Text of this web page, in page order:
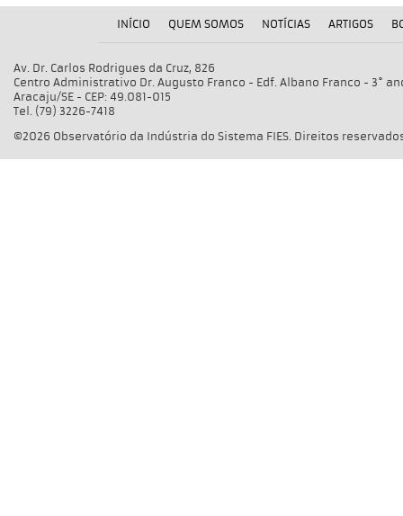
INÍCIO QUEM SOMOS NOTÍCIAS ARTIGOS
Av. Dr. Carlos Rodrigues da Cruz, 826
Centro Administrativo Dr. Augusto Franco - Edf. Albano Franco - 3°
Aracaju/SE - CEP: 49.081-015
Tel. (79) 3226-7418
©2026 Observatório da Indústria do Sistema FIES. Direitos